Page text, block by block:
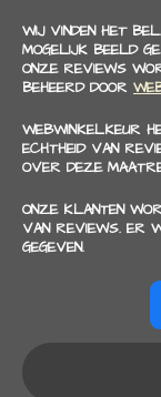
WIJ VINDEN HET
MOGELIJK BEELD
ONZE REVIEWS
BEHEERD DOOR
WEBWINKELKEUR
ECHTHEID VAN
OVER DEZE
ONZE KLANTEN
VAN REVIEWS. ER
GEGEVEN.